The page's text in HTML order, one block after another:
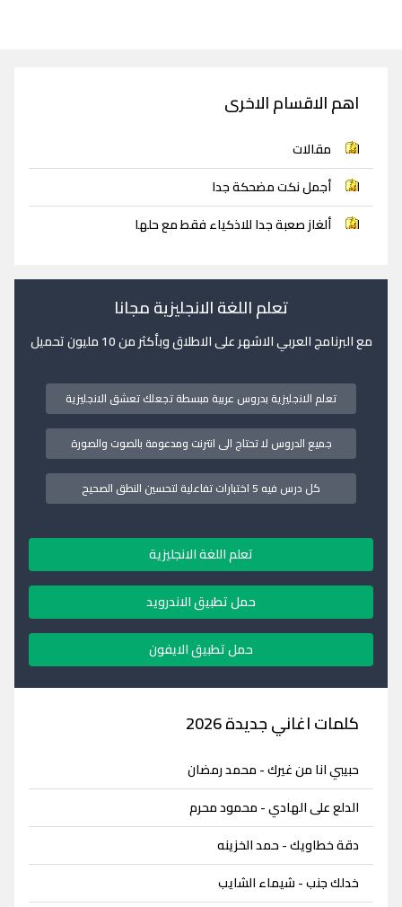
اهم الاقسام الاخرى
مقالات
أجمل نكت مضحكة جدا
ألغاز صعبة جدا للاذكياء فقط مع حلها
تعلم اللغة الانجليزية مجانا
مع البرنامج العربي الاشهر على الاطلاق وبأكثر من 10 مليون تحميل
تعلم الانجليزية بدروس عربية مبسطة تجعلك تعشق الانجليزية
جميع الدروس لا تحتاج الى انترنت ومدعومة بالصوت والصورة
كل درس فيه 5 اختبارات تفاعلية لتحسين النطق الصحيح
تعلم اللغة الانجليزية
حمل تطبيق الاندرويد
حمل تطبيق الايفون
كلمات اغاني جديدة 2026
حبيبي انا من غيرك - محمد رمضان
الدلع على الهادي - محمود محرم
دقة خطاويك - حمد الخزينه
خدلك جنب - شيماء الشايب